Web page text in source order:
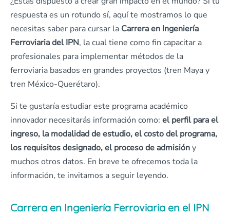
respuesta es un rotundo sí, aquí te mostramos lo que
necesitas saber para cursar la Carrera en Ingeniería
Ferroviaria del IPN, la cual tiene como fin capacitar a
profesionales para implementar métodos de la
ferroviaria basados en grandes proyectos (tren Maya y
tren México-Querétaro).
Si te gustaría estudiar este programa académico
innovador necesitarás información como: el perfil para el
ingreso, la modalidad de estudio, el costo del programa,
los requisitos designado, el proceso de admisióny
muchos otros datos. En breve te ofrecemos toda la
información, te invitamos a seguir leyendo.
Carrera en Ingeniería Ferroviaria en el IPN